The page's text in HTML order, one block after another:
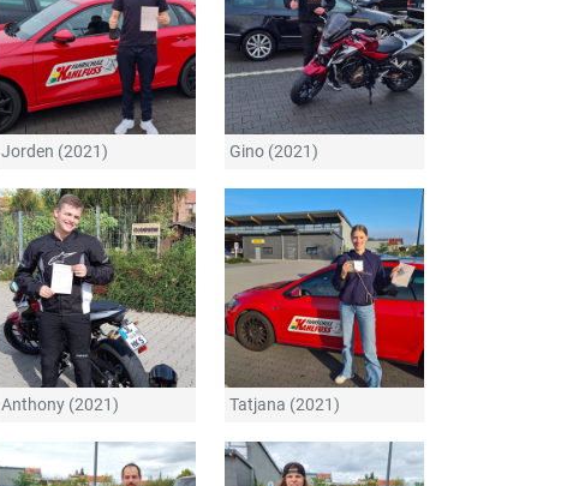
Jorden (2021) Gino (2021)
Anthony (2021) Tatjana (2021)